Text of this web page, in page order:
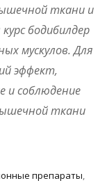
ткани и
бодибилдер
мускулов. Для
эффект,
и соблюдение
ткани
препараты,